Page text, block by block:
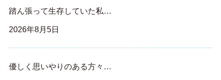
踏ん張って生存していた私…
2026年8月5日
優しく思いやりのある方々…